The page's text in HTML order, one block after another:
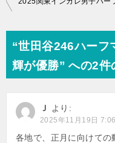
ビ
ゲ
シ
ョ
“世田谷246ハーフ
輝が優勝” への2件
Ｊ より:
2025年11月19日
各地で、正月に向けての